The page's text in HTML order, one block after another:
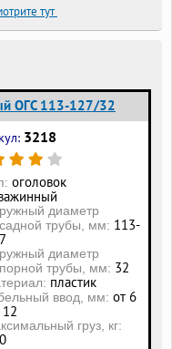
тут
ОГС 113-127/32
3218
оголовок
диаметр
трубы, мм: 113-
диаметр
трубы, мм: 32
пластик
ввод, мм: от 6
груз, кг: